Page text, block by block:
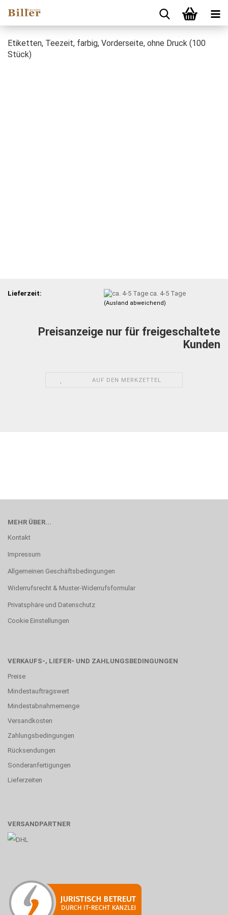
Etiketten, Teezeit, farbig, Vorderseite, ohne Druck (100
Stück)
Lieferzeit: ca. 4-5 Tage
(Ausland abweichend)
Preisanzeige nur für freigeschaltete
Kunden
AUF DEN MERKZETTEL
MEHR ÜBER...
Kontakt
Impressum
Allgemeinen Geschäftsbedingungen
Widerrufsrecht & Muster-Widerrufsformular
Privatsphäre und Datenschutz
Cookie Einstellungen
VERKAUFS-, LIEFER- UND ZAHLUNGSBEDINGUNGEN
Preise
Mindestauftragswert
Mindestabnahmemenge
Versandkosten
Zahlungsbedingungen
Rücksendungen
Sonderanfertigungen
Lieferzeiten
VERSANDPARTNER